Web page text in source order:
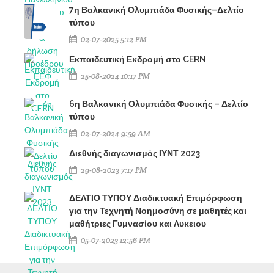
7η Βαλκανική Ολυμπιάδα Φυσικής–Δελτίο
τύπου
02-07-2025 5:12 PM
Εκπαιδευτική Εκδρομή στο CERN
25-08-2024 10:17 PM
6η Βαλκανική Ολυμπιάδα Φυσικής – Δελτίο
τύπου
02-07-2024 9:59 AM
Διεθνής διαγωνισμός ΙΥΝΤ 2023
29-08-2023 7:17 PM
ΔΕΛΤΙΟ ΤΥΠΟΥ Διαδικτυακή Επιμόρφωση
για την Τεχνητή Νοημοσύνη σε μαθητές και
μαθήτριες Γυμνασίου και Λυκειου
05-07-2023 12:56 PM